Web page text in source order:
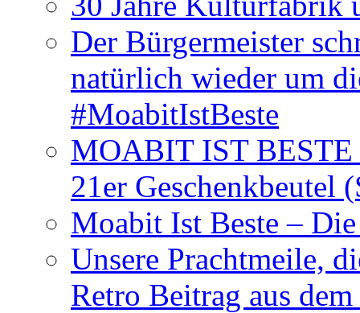
Der Bürgermeister
natürlich wieder um
#MoabitIstBeste
MOABIT IST BESTE
21er Geschenkbeutel
Moabit Ist Beste –
Unsere Prachtmeile,
Retro Beitrag aus